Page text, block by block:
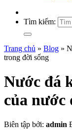
Tìm kiếm:
Trang chủ » Blog »
trong đời sống
Nước đá
của nước
Biên tập bởi: admin